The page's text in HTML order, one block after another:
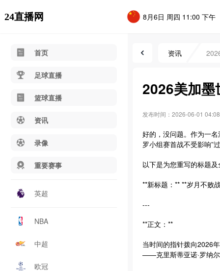
24直播网 8月6日 周四 11:00 下午
首页
足球直播
篮球直播
资讯
录像
重要赛事
英超
NBA
中超
欧冠
资讯
2026美加墨
发布时间：2026-06-01 04:08
好的，没问题。作为一
罗小组赛首战不受影响”
以下是为您重写的标题
**新标题：** **岁月不败
---
**正文：**
当时间的指针拨向2026
——克里斯蒂亚诺·罗纳